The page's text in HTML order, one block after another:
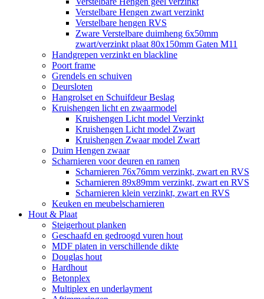
Verstelbare Hengen zwart verzinkt
Verstelbare hengen RVS
Zware Verstelbare duimheng 6x50mm
zwart/verzinkt plaat 80x150mm Gaten M11
Handgrepen verzinkt en blackline
Poort frame
Grendels en schuiven
Deursloten
Hangrolset en Schuifdeur Beslag
Kruishengen licht en zwaarmodel
Kruishengen Licht model Verzinkt
Kruishengen Licht model Zwart
Kruishengen Zwaar model Zwart
Duim Hengen zwaar
Scharnieren voor deuren en ramen
Scharnieren 76x76mm verzinkt, zwart en RVS
Scharnieren 89x89mm verzinkt, zwart en RVS
Scharnieren klein verzinkt, zwart en RVS
Keuken en meubelscharnieren
Hout & Plaat
Steigerhout planken
Geschaafd en gedroogd vuren hout
MDF platen in verschillende dikte
Douglas hout
Hardhout
Betonplex
Multiplex en underlayment